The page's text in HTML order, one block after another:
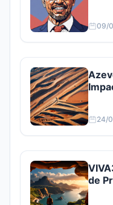
09/
24/
de